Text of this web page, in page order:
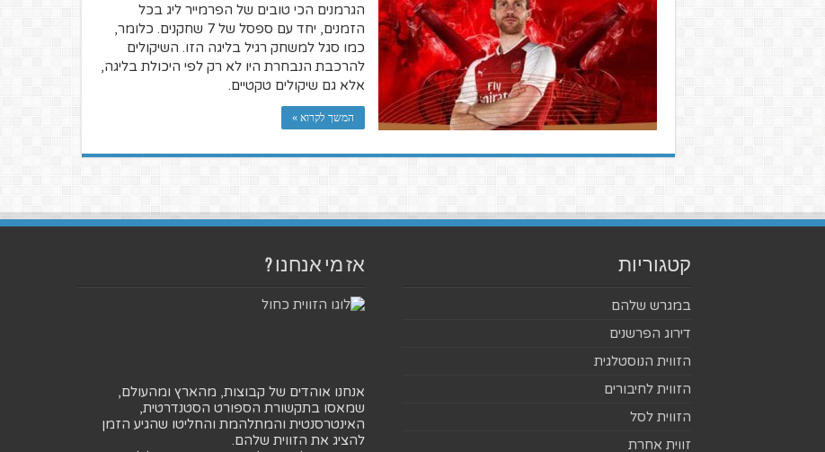
הגרמנים הכי טובים של הפרמייר ליג בכל
הזמנים, יחד עם ספסל של 7 שחקנים. כלומר,
כמו סגל למשחק רגיל בליגה הזו. השיקולים
להרכבת הנבחרת היו לא רק לפי היכולת בליגה,
אלא גם שיקולים טקטיים.
המשך לקרוא »
קטגוריות
במגרש שלהם
דירוג הפרשנים
הזווית הנוסטלגית
הזווית לחיבורים
הזווית לסל
זווית אחרת
אז מי אנחנו ?
אנחנו אוהדים של קבוצות, מהארץ ומהעולם,
שמאסו בתקשורת הספורט הסטנדרטית,
האינטרסנטית והמתלהמת והחליטו שהגיע הזמן
להציג את הזווית שלהם.